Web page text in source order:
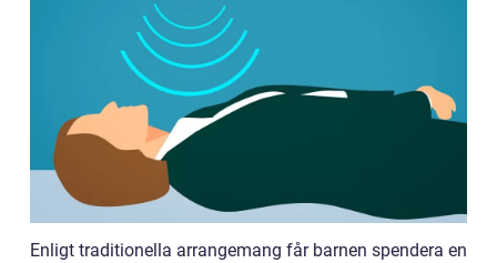
Enligt traditionella arrangemang får barnen spendera en